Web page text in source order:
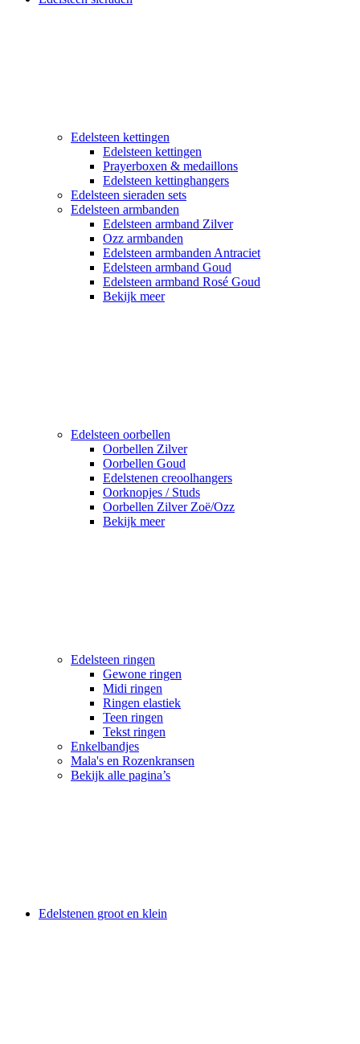
Edelsteen kettingen
Edelsteen kettingen
Prayerboxen & medaillons
Edelsteen kettinghangers
Edelsteen sieraden sets
Edelsteen armbanden
Edelsteen armband Zilver
Ozz armbanden
Edelsteen armbanden Antraciet
Edelsteen armband Goud
Edelsteen armband Rosé Goud
Bekijk meer
Edelsteen oorbellen
Oorbellen Zilver
Oorbellen Goud
Edelstenen creoolhangers
Oorknopjes / Studs
Oorbellen Zilver Zoë/Ozz
Bekijk meer
Edelsteen ringen
Gewone ringen
Midi ringen
Ringen elastiek
Teen ringen
Tekst ringen
Enkelbandjes
Mala's en Rozenkransen
Bekijk alle pagina’s
Edelstenen groot en klein